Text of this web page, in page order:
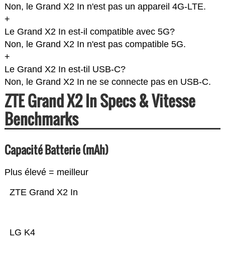
Non, le Grand X2 In n'est pas un appareil 4G-LTE.
+
Le Grand X2 In est-il compatible avec 5G?
Non, le Grand X2 In n'est pas compatible 5G.
+
Le Grand X2 In est-til USB-C?
Non, le Grand X2 In ne se connecte pas en USB-C.
ZTE Grand X2 In Specs & Vitesse
Benchmarks
Capacité Batterie (mAh)
Plus élevé = meilleur
LG K4
ZTE Grand X2 In